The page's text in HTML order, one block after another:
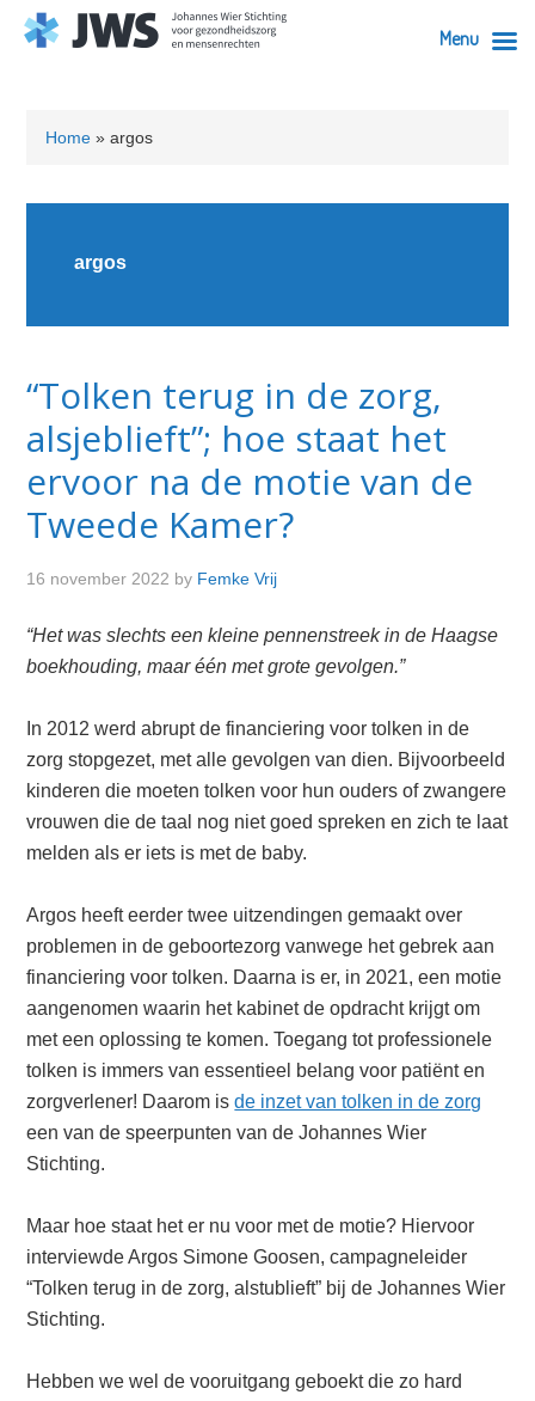
primary
content
primary
footer
Home »argos
argos
“Tolken terug in de zorg,
alsjeblieft”; hoe staat het
ervoor na de motie van de
Tweede Kamer?
16 november 2022 by Femke Vrij
“Het was slechts een kleine pennenstreek in de Haagse
boekhouding, maar één met grote gevolgen.”
In 2012 werd abrupt de financiering voor tolken in de
zorg stopgezet, met alle gevolgen van dien. Bijvoorbeeld
kinderen die moeten tolken voor hun ouders of zwangere
vrouwen die de taal nog niet goed spreken en zich te laat
melden als er iets is met de baby.
Argos heeft eerder twee uitzendingen gemaakt over
problemen in de geboortezorg vanwege het gebrek aan
financiering voor tolken. Daarna is er, in 2021, een motie
aangenomen waarin het kabinet de opdracht krijgt om
met een oplossing te komen. Toegang tot professionele
tolken is immers van essentieel belang voor patiënt en
zorgverlener! Daarom isde inzet van tolken in de zorg
een van de speerpunten van de Johannes Wier
Stichting.
Maar hoe staat het er nu voor met de motie? Hiervoor
interviewde Argos Simone Goosen, campagneleider
“Tolken terug in de zorg, alstublieft” bij de Johannes Wier
Stichting.
Hebben we wel de vooruitgang geboekt die zo hard
Menu